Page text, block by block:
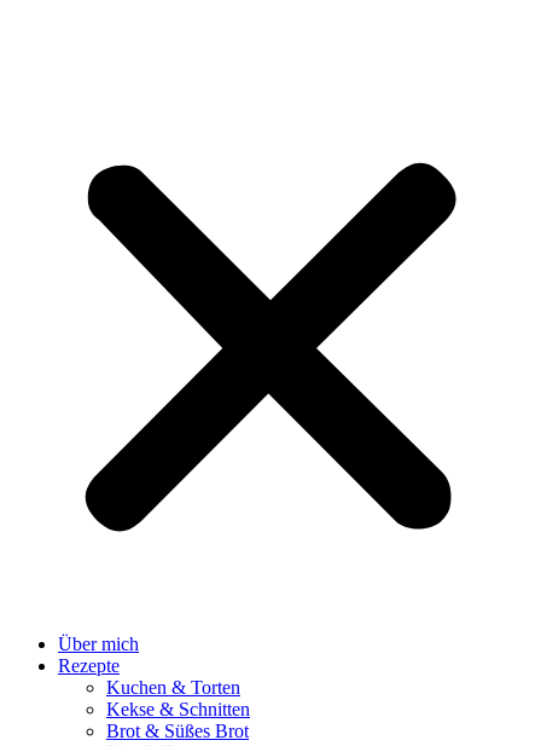
Über mich
Rezepte
Kuchen & Torten
Kekse & Schnitten
Brot & Süßes Brot